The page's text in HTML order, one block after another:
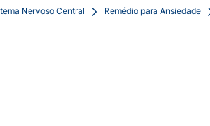
Nervoso Central Remédio para Ansiedade